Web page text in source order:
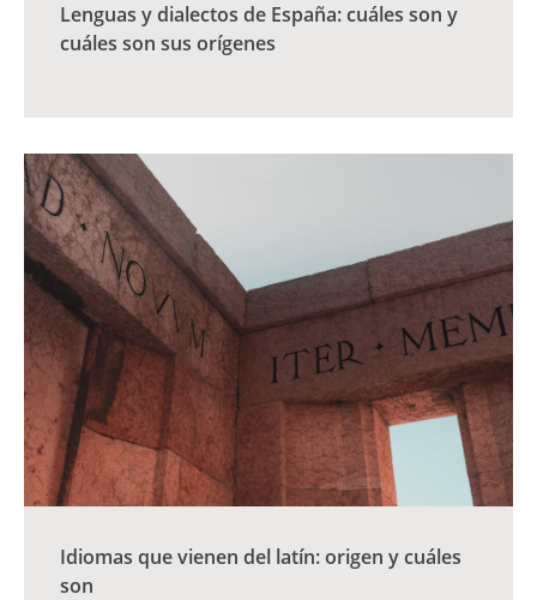
Lenguas y dialectos de España: cuáles son y
cuáles son sus orígenes
Idiomas que vienen del latín: origen y cuáles
son